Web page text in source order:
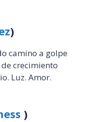
)
camino a golpe
crecimiento
Luz. Amor.
)